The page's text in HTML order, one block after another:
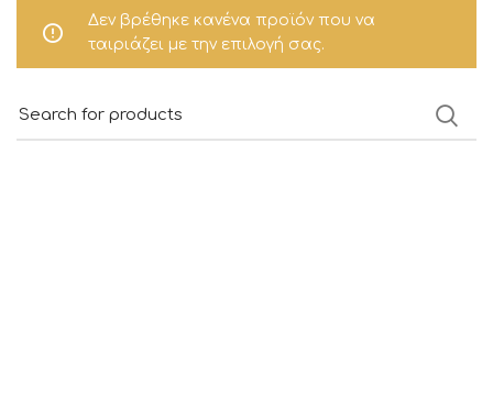
Δεν βρέθηκε κανένα προϊόν που να
ταιριάζει με την επιλογή σας.